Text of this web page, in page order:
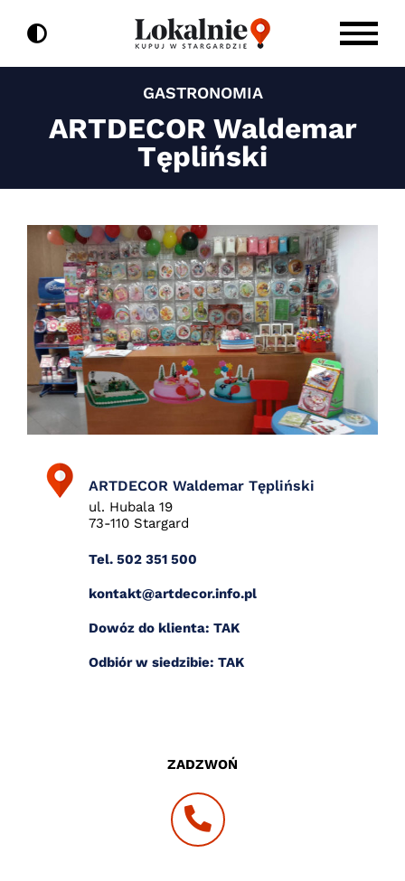
zawartości
GASTRONOMIA
ARTDECOR Waldemar
Tępliński
ARTDECOR Waldemar Tępliński
ul. Hubala 19
73-110 Stargard
Tel. 502 351 500
kontakt@artdecor.info.pl
Dowóz do klienta: TAK
Odbiór w siedzibie: TAK
ZADZWOŃ